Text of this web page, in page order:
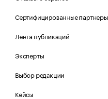
Сертифицированные партнеры
Лента публикаций
Эксперты
Выбор редакции
Кейсы